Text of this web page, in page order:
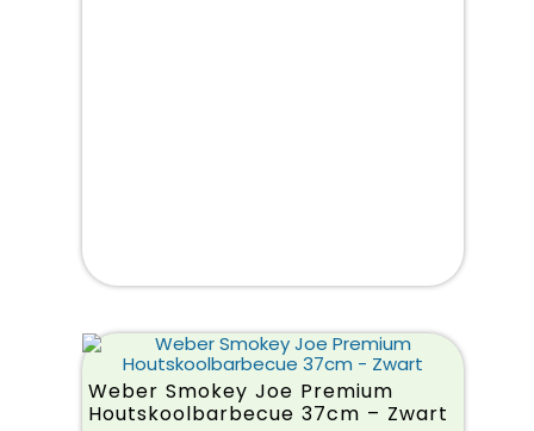
Weber Smokey Joe Premium
Houtskoolbarbecue 37cm – Zwart